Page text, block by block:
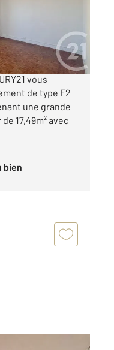
PERREUX SUR
vous
de type F2
une grande
17,49m² avec
bien